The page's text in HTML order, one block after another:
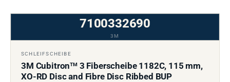
7100332690
3M
SCHLEIFSCHEIBE
3M CubitronTM3 Fiberscheibe 1182C, 115 mm,
XO-RD Disc and Fibre Disc Ribbed BUP